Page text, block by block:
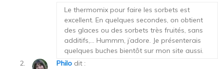
Le thermomix pour faire les sorbets est
excellent. En quelques secondes, on obtient
des glaces ou des sorbets très fruités, sans
additifs,… Hummm, j’adore. Je présenterais
quelques buches bientôt sur mon site aussi.
Philo dit :